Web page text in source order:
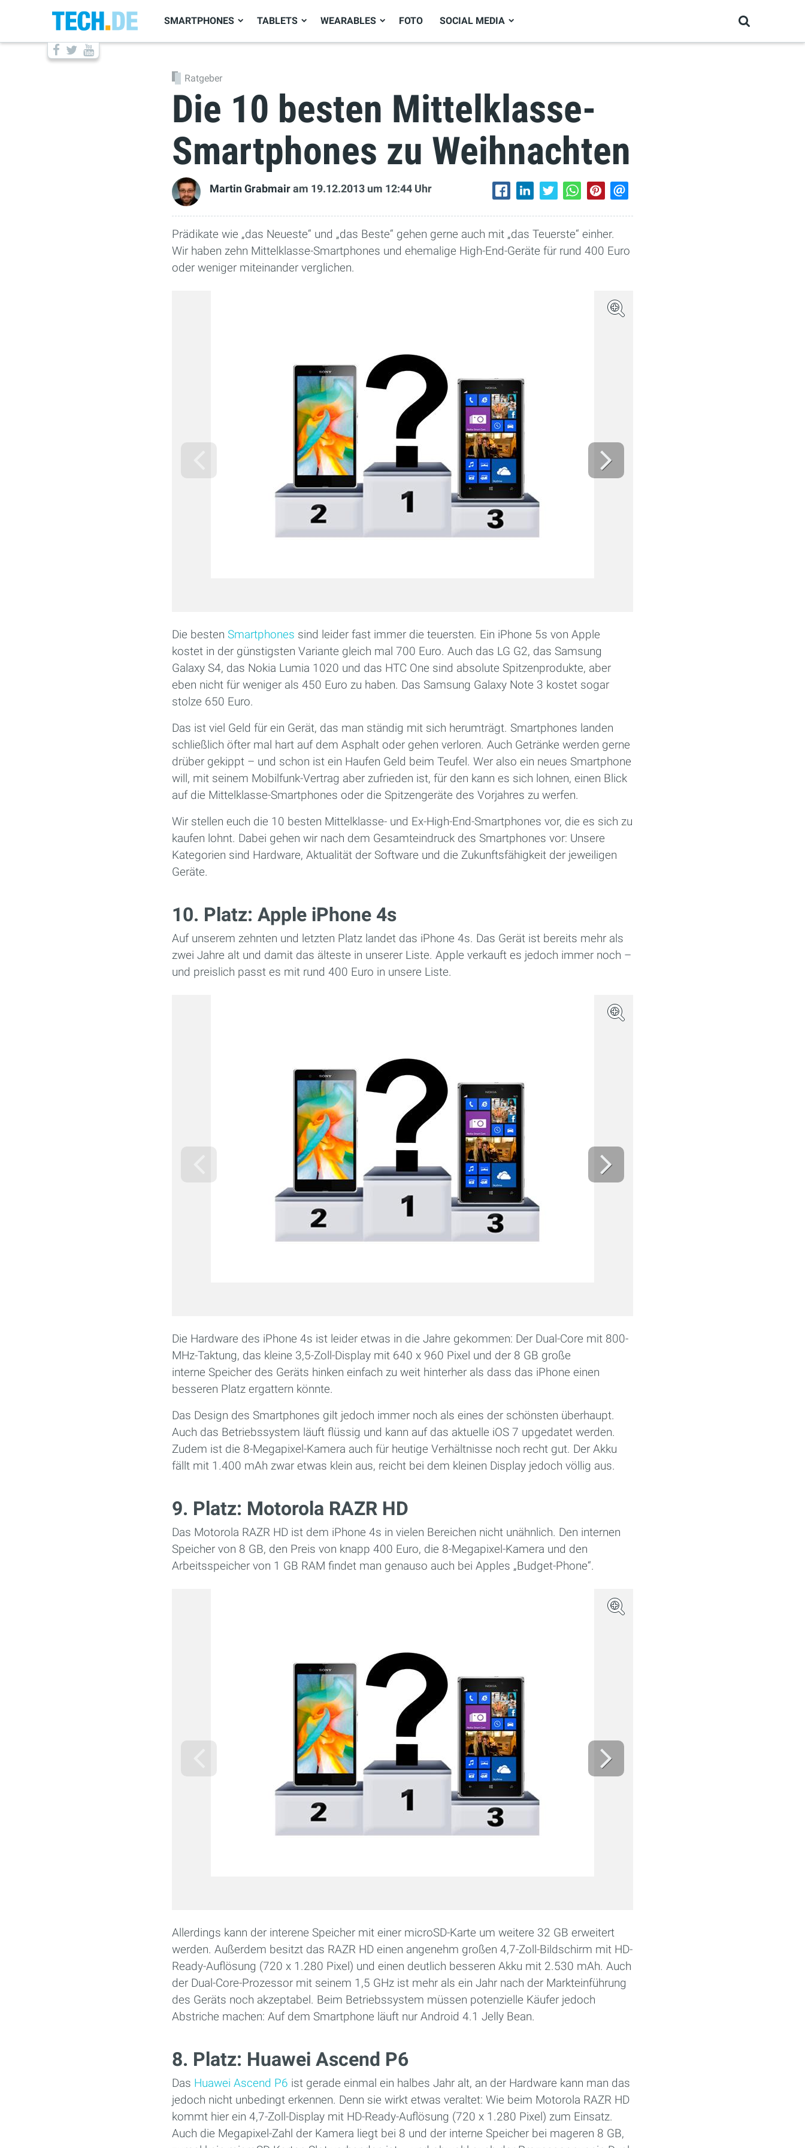
SMARTPHONES TABLETS WEARABLES FOTO SOCIAL MEDIA
Ratgeber
Die 10 besten Mittelklasse-
Smartphones zu Weihnachten
Martin Grabmair am 19.12.2013 um 12:44 Uhr
Prädikate wie „das Neueste“ und „das Beste“ gehen gerne auch mit „das Teuerste“ einher.
Wir haben zehn Mittelklasse-Smartphones und ehemalige High-End-Geräte für rund 400 Euro
oder weniger miteinander verglichen.
Die besten Smartphones sind leider fast immer die teuersten. Ein iPhone 5s von Apple
kostet in der günstigsten Variante gleich mal 700 Euro. Auch das LG G2, das Samsung
Galaxy S4, das Nokia Lumia 1020 und das HTC One sind absolute Spitzenprodukte, aber
eben nicht für weniger als 450 Euro zu haben. Das Samsung Galaxy Note 3 kostet sogar
stolze 650 Euro.
Das ist viel Geld für ein Gerät, das man ständig mit sich herumträgt. Smartphones landen
schließlich öfter mal hart auf dem Asphalt oder gehen verloren. Auch Getränke werden gerne
drüber gekippt – und schon ist ein Haufen Geld beim Teufel. Wer also ein neues Smartphone
will, mit seinem Mobilfunk-Vertrag aber zufrieden ist, für den kann es sich lohnen, einen Blick
auf die Mittelklasse-Smartphones oder die Spitzengeräte des Vorjahres zu werfen.
Wir stellen euch die 10 besten Mittelklasse- und Ex-High-End-Smartphones vor, die es sich zu
kaufen lohnt. Dabei gehen wir nach dem Gesamteindruck des Smartphones vor: Unsere
Kategorien sind Hardware, Aktualität der Software und die Zukunftsfähigkeit der jeweiligen
Geräte.
10. Platz: Apple iPhone 4s
Auf unserem zehnten und letzten Platz landet das iPhone 4s. Das Gerät ist bereits mehr als
zwei Jahre alt und damit das älteste in unserer Liste. Apple verkauft es jedoch immer noch –
und preislich passt es mit rund 400 Euro in unsere Liste.
Die Hardware des iPhone 4s ist leider etwas in die Jahre gekommen: Der Dual-Core mit 800-
MHz-Taktung, das kleine 3,5-Zoll-Display mit 640 x 960 Pixel und der 8 GB große
interne Speicher des Geräts hinken einfach zu weit hinterher als dass das iPhone einen
besseren Platz ergattern könnte.
Das Design des Smartphones gilt jedoch immer noch als eines der schönsten überhaupt.
Auch das Betriebssystem läuft flüssig und kann auf das aktuelle iOS 7 upgedatet werden.
Zudem ist die 8-Megapixel-Kamera auch für heutige Verhältnisse noch recht gut. Der Akku
fällt mit 1.400 mAh zwar etwas klein aus, reicht bei dem kleinen Display jedoch völlig aus.
9. Platz: Motorola RAZR HD
Das Motorola RAZR HD ist dem iPhone 4s in vielen Bereichen nicht unähnlich. Den internen
Speicher von 8 GB, den Preis von knapp 400 Euro, die 8-Megapixel-Kamera und den
Arbeitsspeicher von 1 GB RAM findet man genauso auch bei Apples „Budget-Phone“.
Allerdings kann der interene Speicher mit einer microSD-Karte um weitere 32 GB erweitert
werden. Außerdem besitzt das RAZR HD einen angenehm großen 4,7-Zoll-Bildschirm mit HD-
Ready-Auflösung (720 x 1.280 Pixel) und einen deutlich besseren Akku mit 2.530 mAh. Auch
der Dual-Core-Prozessor mit seinem 1,5 GHz ist mehr als ein Jahr nach der Markteinführung
des Geräts noch akzeptabel. Beim Betriebssystem müssen potenzielle Käufer jedoch
Abstriche machen: Auf dem Smartphone läuft nur Android 4.1 Jelly Bean.
8. Platz: Huawei Ascend P6
Das Huawei Ascend P6 ist gerade einmal ein halbes Jahr alt, an der Hardware kann man das
jedoch nicht unbedingt erkennen. Denn sie wirkt etwas veraltet: Wie beim Motorola RAZR HD
kommt hier ein 4,7-Zoll-Display mit HD-Ready-Auflösung (720 x 1.280 Pixel) zum Einsatz.
Auch die Megapixel-Zahl der Kamera liegt bei 8 und der interne Speicher bei mageren 8 GB,